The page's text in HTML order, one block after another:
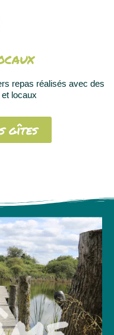
repas réalisés avec des
locaux
gîtes